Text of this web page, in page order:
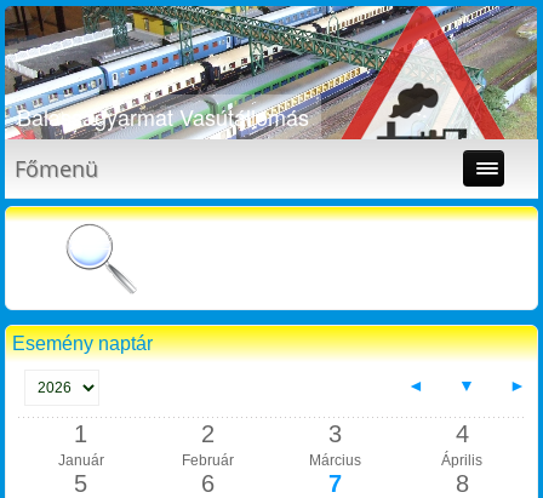
Balassagyarmat Vasútállomás
Főmenü
Esemény naptár
◄ ▼ ►
1
Január
2
Február
3
Március
4
Április
5 6 7 8